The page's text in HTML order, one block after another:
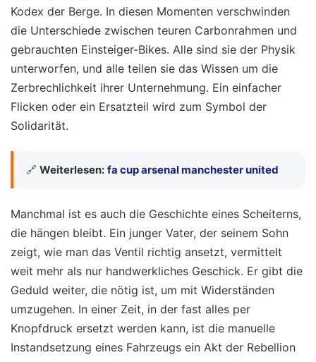
Kodex der Berge. In diesen Momenten verschwinden
die Unterschiede zwischen teuren Carbonrahmen und
gebrauchten Einsteiger-Bikes. Alle sind sie der Physik
unterworfen, und alle teilen sie das Wissen um die
Zerbrechlichkeit ihrer Unternehmung. Ein einfacher
Flicken oder ein Ersatzteil wird zum Symbol der
Solidarität.
🔗 Weiterlesen: fa cup arsenal manchester united
Manchmal ist es auch die Geschichte eines Scheiterns,
die hängen bleibt. Ein junger Vater, der seinem Sohn
zeigt, wie man das Ventil richtig ansetzt, vermittelt
weit mehr als nur handwerkliches Geschick. Er gibt die
Geduld weiter, die nötig ist, um mit Widerständen
umzugehen. In einer Zeit, in der fast alles per
Knopfdruck ersetzt werden kann, ist die manuelle
Instandsetzung eines Fahrzeugs ein Akt der Rebellion